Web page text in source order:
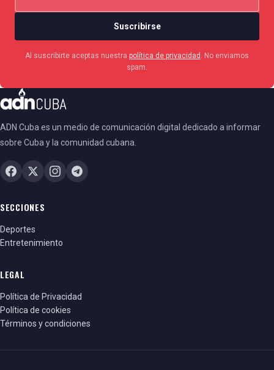
Suscribirse
Al suscribirte aceptas nuestra política de privacidad
. No enviamos
spam.
ADN Cuba es un medio de comunicación digital dedicado a informar
sobre Cuba y la comunidad cubana.
SECCIONES
Deportes
Entretenimiento
LEGAL
Política de Privacidad
Política de cookies
Términos y condiciones